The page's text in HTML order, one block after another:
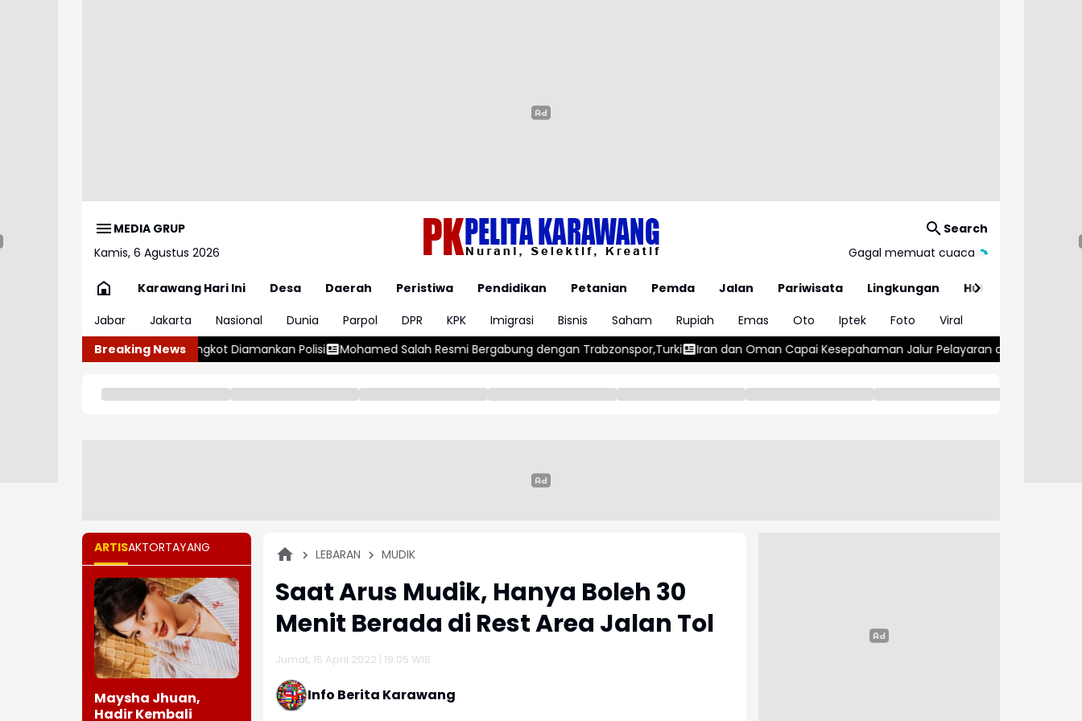
MEDIA GRUP
Kamis, 6 Agustus 2026
Search
Gagal memuat cuaca
Karawang Hari Ini Desa Daerah Peristiwa Pendidikan Petanian Pemda Jalan Pariwisata Lingkungan
Hukum
Jabar
Jakarta Nasional Dunia Parpol DPR KPK Imigrasi Bisnis Saham Rupiah Emas Oto Iptek Foto
Viral
Breaking News
Sopir Angkot Diamankan Polisi Mohamed Salah Resmi Bergabung dengan Trabzonspor,Turki Iran dan Oman Capai Kesepahaman Jalur Pelayaran di Selat Hormuz Harga Emas
ARTISAKTORTAYANG
Maysha Jhuan,
Hadir Kembali
LEBARAN MUDIK
Saat Arus Mudik, Hanya Boleh 30
Menit Berada di Rest Area Jalan Tol
Jumat, 15 April 2022 | 19:05 WIB
Info Berita Karawang